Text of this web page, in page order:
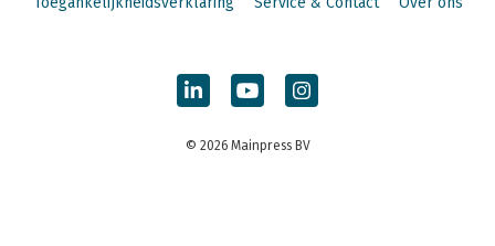
© 2026 Mainpress BV